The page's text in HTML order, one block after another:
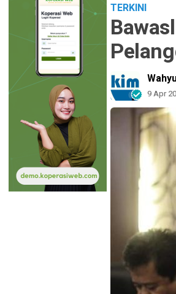
TERKINI
9 Apr